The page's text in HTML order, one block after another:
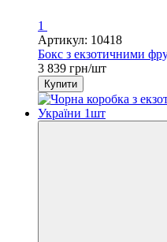
1
Артикул: 10418
Бокс з екзотичними
3 839 грн/шт
Купити